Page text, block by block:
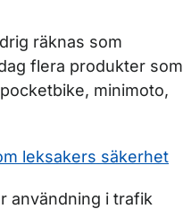
räknas som
flera produkter som
minimoto,
leksakers säkerhet
användning i trafik